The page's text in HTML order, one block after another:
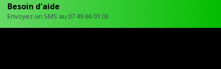
Besoin d'aide
Envoyez un SMS au 07 49 66 01 03